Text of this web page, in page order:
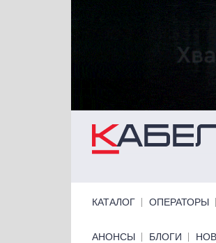
КАТАЛОГ ОПЕРАТОРЫ
Primary links bottom
АНОНСЫ БЛОГИ